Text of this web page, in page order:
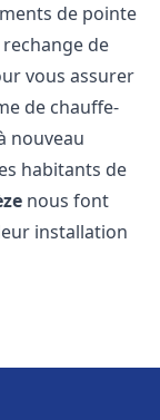
de pointe
de
vous assurer
de chauffe-
nouveau
habitants de
nous font
installation